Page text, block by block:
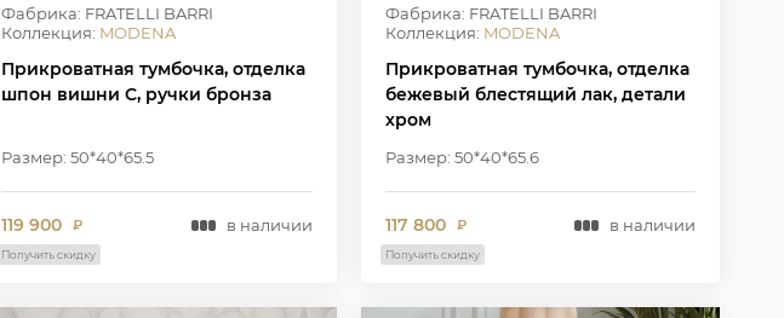
Фабрика: FRATELLI BARRI
Коллекция: MODENA
Прикроватная тумбочка, отделка
шпон вишни C, ручки бронза
Размер: 50*40*65.5
119 900 ₽ в наличии
Получить скидку
Фабрика: FRATELLI BARRI
Коллекция: MODENA
Прикроватная тумбочка, отделка
бежевый блестящий лак, детали
хром
Размер: 50*40*65.6
117 800 ₽ в наличии
Получить скидку